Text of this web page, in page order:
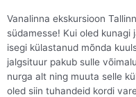
Vanalinna ekskursioon
südamesse! Kui oled
isegi külastanud mõnda
jalgsituur pakub sulle
nurga alt ning muuta selle
oled siin tuhandeid kordi